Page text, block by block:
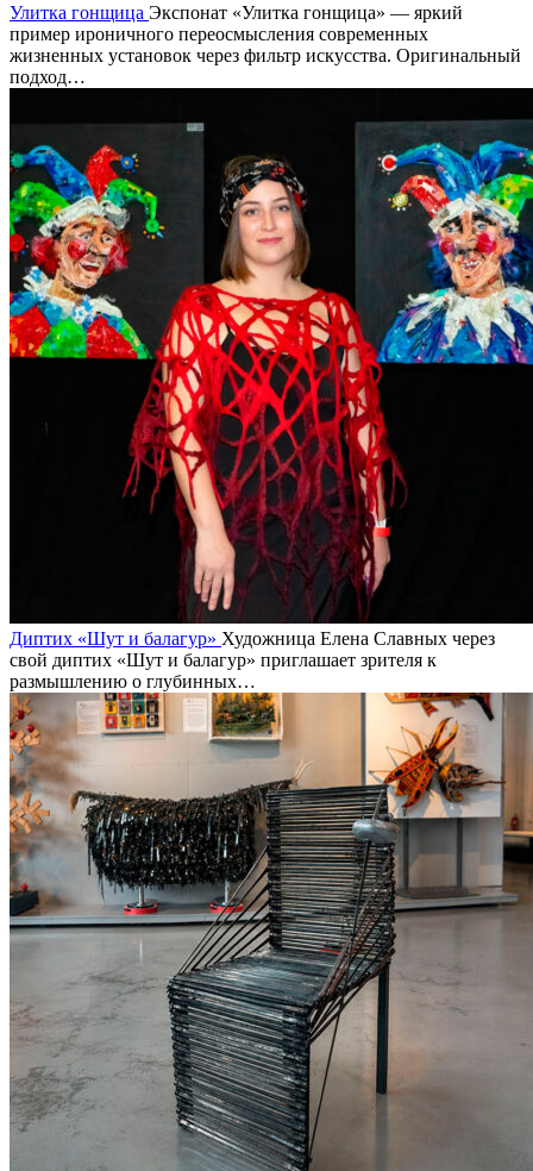
Улитка гонщица Экспонат «Улитка гонщица» — яркий
пример ироничного переосмысления современных
жизненных установок через фильтр искусства. Оригинальный
подход…
Диптих «Шут и балагур» Художница Елена Славных через
свой диптих «Шут и балагур» приглашает зрителя к
размышлению о глубинных…